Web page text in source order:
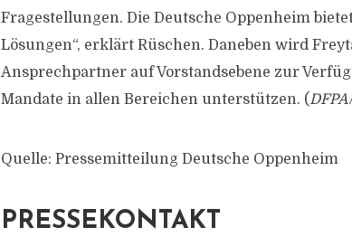
Fragestellungen. Die Deutsche Oppenheim
Lösungen“, erklärt Rüschen. Daneben wird
Ansprechpartner auf Vorstandsebene zur
Mandate in allen Bereichen unterstützen. (
Quelle: Pressemitteilung Deutsche Oppenheim
PRESSEKONTAKT